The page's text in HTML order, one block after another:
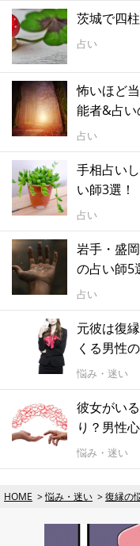
茨城で四
占い
怖いほど
能者&占い
占い
手相占い
い師3選！
占い
岩手・盛
の占い師5
占い
元彼は復
くる男性
悩み・迷い
彼女がい
り？男性
悩み・迷い
HOME 悩み・迷い 復縁の